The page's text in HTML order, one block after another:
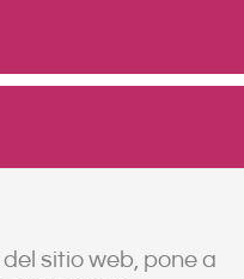
sitio web, pone a